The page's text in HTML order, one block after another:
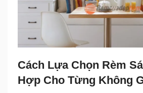
Cách Lựa Chọn Rèm
Hợp Cho Từng Không